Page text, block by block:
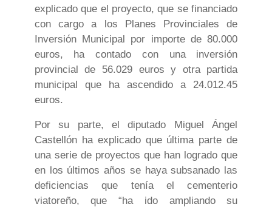
explicado que el proyecto, que se financiado
con cargo a los Planes Provinciales de
Inversión Municipal por importe de 80.000
euros, ha contado con una inversión
provincial de 56.029 euros y otra partida
municipal que ha ascendido a 24.012.45
euros.
Por su parte, el diputado Miguel Ángel
Castellón ha explicado que última parte de
una serie de proyectos que han logrado que
en los últimos años se haya subsanado las
deficiencias que tenía el cementerio
viatoreño, que “ha ido ampliando su